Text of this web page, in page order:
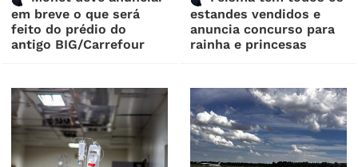
em breve o que será
feito do prédio do
antigo BIG/Carrefour
estandes vendidos e
anuncia concurso para
rainha e princesas